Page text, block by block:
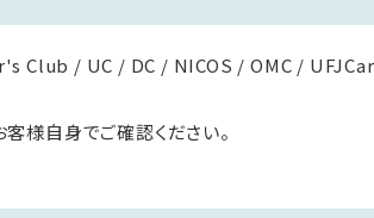
Club / UC / DC / NICOS / OMC /
様自身でご確認ください。